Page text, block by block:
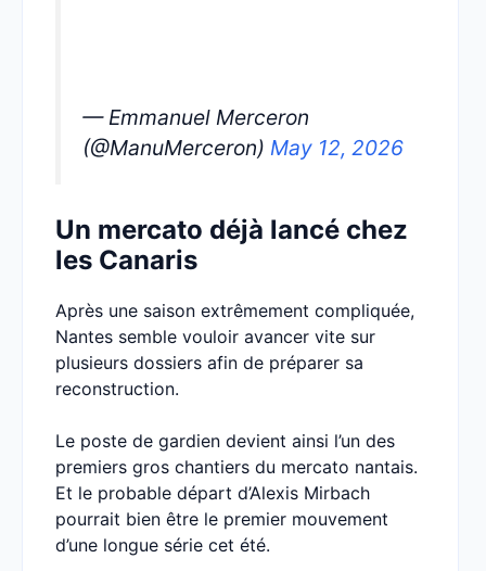
— Emmanuel Merceron
(@ManuMerceron) May 12, 2026
Un mercato déjà lancé chez
les Canaris
Après une saison extrêmement compliquée,
Nantes semble vouloir avancer vite sur
plusieurs dossiers afin de préparer sa
reconstruction.
Le poste de gardien devient ainsi l’un des
premiers gros chantiers du mercato nantais.
Et le probable départ d’Alexis Mirbach
pourrait bien être le premier mouvement
d’une longue série cet été.